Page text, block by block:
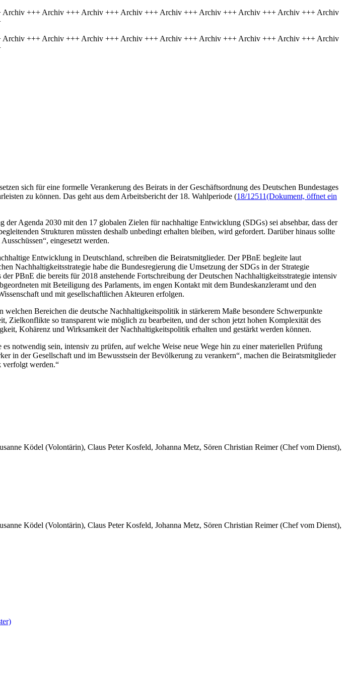
+++ Archiv +++ Archiv +++ Archiv +++ Archiv +++ Archiv +++ Archiv +++ Archiv +++ Archiv
+++ Archiv +++ Archiv +++ Archiv +++ Archiv +++ Archiv +++ Archiv +++ Archiv +++ Archiv
sich für eine formelle Verankerung des Beirats in der Geschäftsordnung des Deutschen Bundestages
zu können. Das geht aus dem Arbeitsbericht der 18. Wahlperiode (18/12511(Dokument, öffnet ein
Agenda 2030 mit den 17 globalen Zielen für nachhaltige Entwicklung (SDGs) sei absehbar, dass der
Strukturen müssten deshalb unbedingt erhalten bleiben, wird gefordert. Darüber hinaus sollte
eingesetzt werden.
Entwicklung in Deutschland, schreiben die Beiratsmitglieder. Der PBnE begleite laut
Nachhaltigkeitsstrategie habe die Bundesregierung die Umsetzung der SDGs in der Strategie
PBnE die bereits für 2018 anstehende Fortschreibung der Deutschen Nachhaltigkeitsstrategie intensiv
mit Beteiligung des Parlaments, im engen Kontakt mit dem Bundeskanzleramt und den
und mit gesellschaftlichen Akteuren erfolgen.
Bereichen die deutsche Nachhaltigkeitspolitik in stärkerem Maße besondere Schwerpunkte
Zielkonflikte so transparent wie möglich zu bearbeiten, und der schon jetzt hohen Komplexität des
Kohärenz und Wirksamkeit der Nachhaltigkeitspolitik erhalten und gestärkt werden können.
notwendig sein, intensiv zu prüfen, auf welche Weise neue Wege hin zu einer materiellen Prüfung
in der Gesellschaft und im Bewusstsein der Bevölkerung zu verankern“, machen die Beiratsmitglieder
verfolgt werden.“
Ködel (Volontärin), Claus Peter Kosfeld, Johanna Metz, Sören Christian Reimer (Chef vom Dienst),
Ködel (Volontärin), Claus Peter Kosfeld, Johanna Metz, Sören Christian Reimer (Chef vom Dienst),